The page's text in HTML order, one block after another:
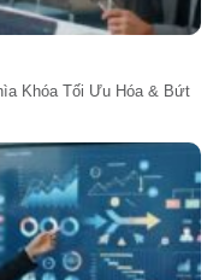
Khóa Tối Ưu Hóa & Bứt